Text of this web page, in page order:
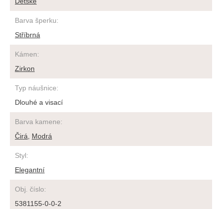
Barva šperku:
Stříbrná
Kámen:
Zirkon
Typ náušnice:
Dlouhé a visací
Barva kamene:
Čirá
Modrá
Styl:
Elegantní
Obj. číslo:
5381155-0-0-2